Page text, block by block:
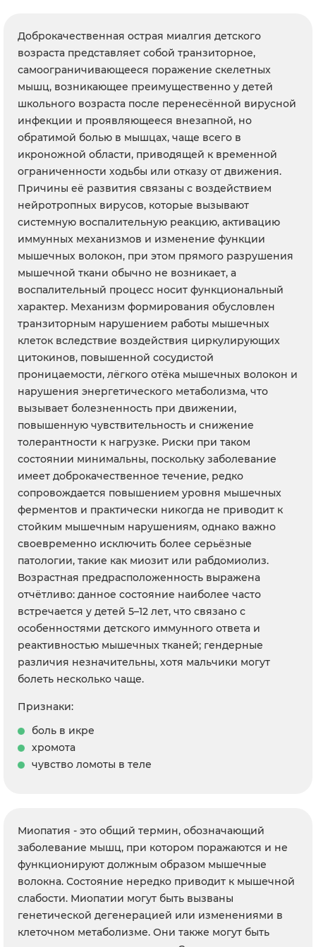
Доброкачественная острая миалгия детского
возраста представляет собой транзиторное,
самоограничивающееся поражение скелетных
мышц, возникающее преимущественно у детей
школьного возраста после перенесённой вирусной
инфекции и проявляющееся внезапной, но
обратимой болью в мышцах, чаще всего в
икроножной области, приводящей к временной
ограниченности ходьбы или отказу от движения.
Причины её развития связаны с воздействием
нейротропных вирусов, которые вызывают
системную воспалительную реакцию, активацию
иммунных механизмов и изменение функции
мышечных волокон, при этом прямого разрушения
мышечной ткани обычно не возникает, а
воспалительный процесс носит функциональный
характер. Механизм формирования обусловлен
транзиторным нарушением работы мышечных
клеток вследствие воздействия циркулирующих
цитокинов, повышенной сосудистой
проницаемости, лёгкого отёка мышечных волокон и
нарушения энергетического метаболизма, что
вызывает болезненность при движении,
повышенную чувствительность и снижение
толерантности к нагрузке. Риски при таком
состоянии минимальны, поскольку заболевание
имеет доброкачественное течение, редко
сопровождается повышением уровня мышечных
ферментов и практически никогда не приводит к
стойким мышечным нарушениям, однако важно
своевременно исключить более серьёзные
патологии, такие как миозит или рабдомиолиз.
Возрастная предрасположенность выражена
отчётливо: данное состояние наиболее часто
встречается у детей 5–12 лет, что связано с
особенностями детского иммунного ответа и
реактивностью мышечных тканей; гендерные
различия незначительны, хотя мальчики могут
болеть несколько чаще.
Признаки:
боль в икре
хромота
чувство ломоты в теле
Миопатия - это общий термин, обозначающий
заболевание мышц, при котором поражаются и не
функционируют должным образом мышечные
волокна. Состояние нередко приводит к мышечной
слабости. Миопатии могут быть вызваны
генетической дегенерацией или изменениями в
клеточном метаболизме. Они также могут быть